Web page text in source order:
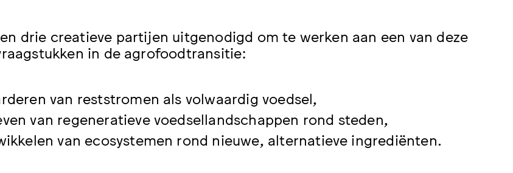
drie creatieve partijen uitgenodigd om te werken aan een van deze
in de agrofoodtransitie:
van reststromen als volwaardig voedsel,
van regeneratieve voedsellandschappen rond steden,
van ecosystemen rond nieuwe, alternatieve ingrediënten.